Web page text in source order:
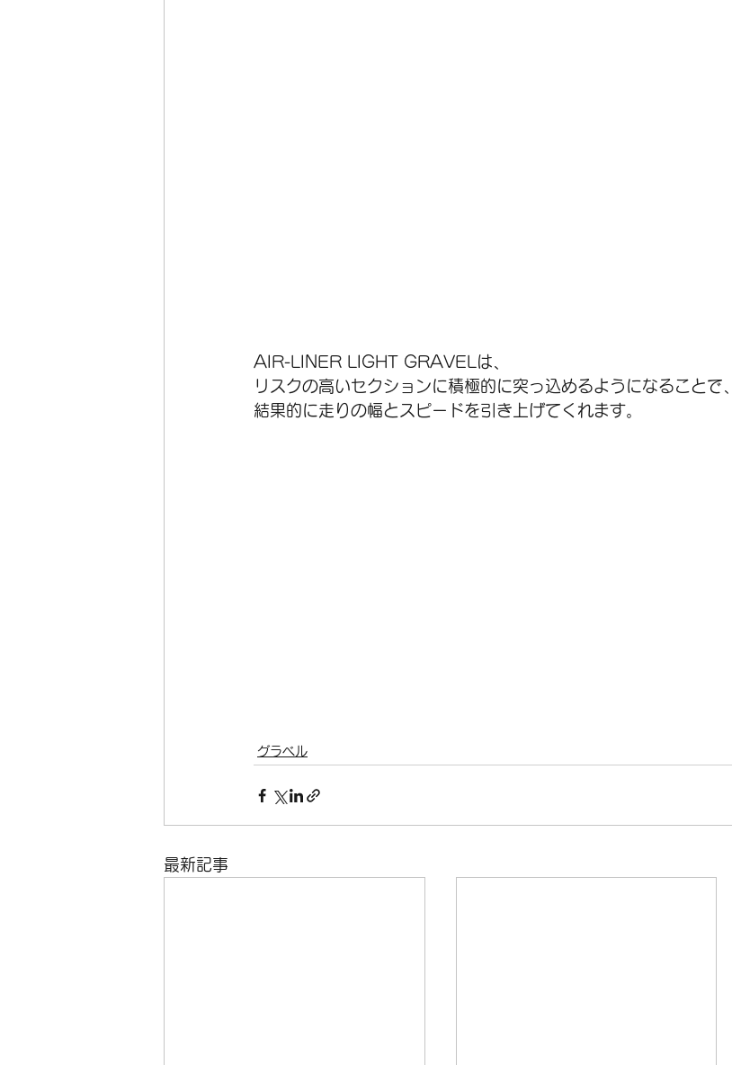
AIR-LINER LIGHT GRAVELは、
リスクの高いセクションに積極的に突っ込めるようになることで、
結果的に走りの幅とスピードを引き上げてくれます。
グラベル
最新記事